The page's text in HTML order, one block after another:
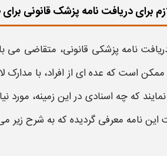
برای دریافت نامه پزشک قانونی
نامه پزشکی قانونی، متقاضی می
ممکن است که عده ای از افراد، با مدارک
که چه اسنادی در این زمینه،
ایننامه معرفی گردیده که به شرح زیر